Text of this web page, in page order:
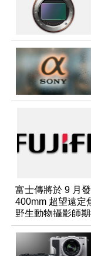
富士傳將於 9 月
400mm 超望遠定
野生動物攝影師
滿